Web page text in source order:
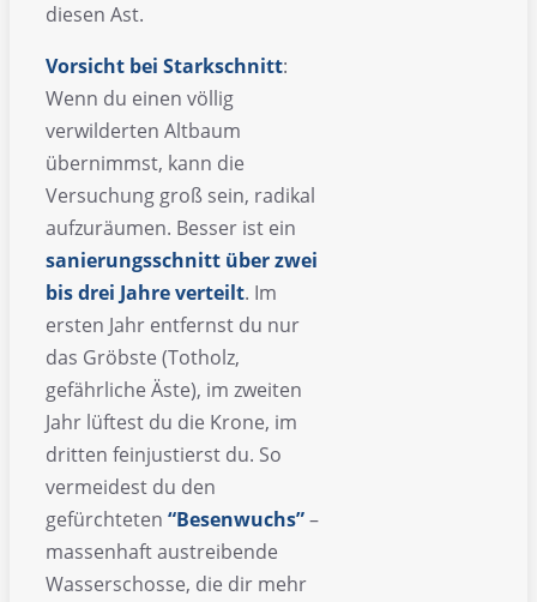
diesen Ast.
Vorsicht bei Starkschnitt:
Wenn du einen völlig
verwilderten Altbaum
übernimmst, kann die
Versuchung groß sein, radikal
aufzuräumen. Besser ist ein
sanierungsschnitt über zwei
bis drei Jahre verteilt. Im
ersten Jahr entfernst du nur
das Gröbste (Totholz,
gefährliche Äste), im zweiten
Jahr lüftest du die Krone, im
dritten feinjustierst du. So
vermeidest du den
gefürchteten “Besenwuchs”–
massenhaft austreibende
Wasserschosse, die dir mehr